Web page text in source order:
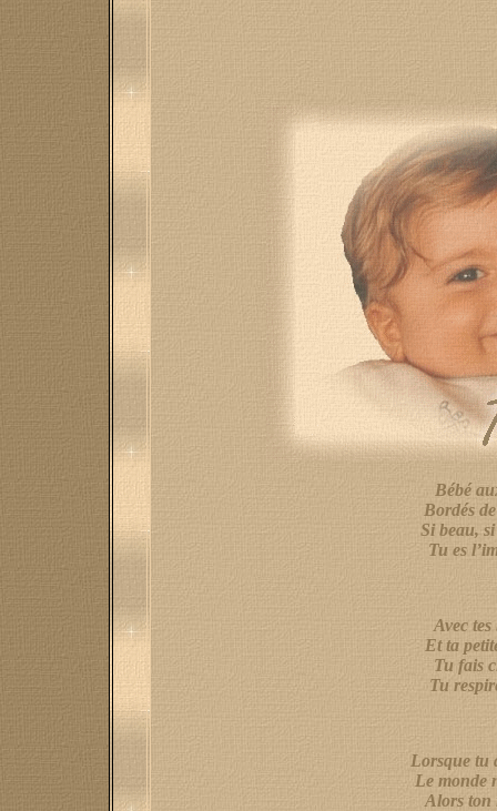
Bébé
Bordés
Si beau,
Tu es
Avec
Et ta
Tu fais
Tu
Lorsque tu
Le monde
Alors ton